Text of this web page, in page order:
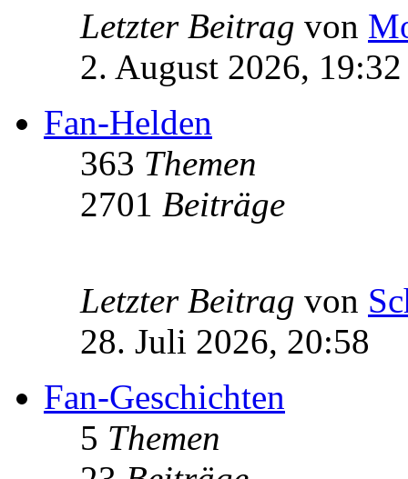
Letzter Beitrag von
2. August 2026, 19:32
Fan-Helden
363 Themen
2701 Beiträge
Letzter Beitrag von
28. Juli 2026, 20:58
Fan-Geschichten
5 Themen